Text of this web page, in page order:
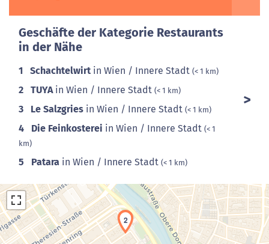
Geschäfte der Kategorie Restaurants
in der Nähe
1 Schachtelwirt in Wien / Innere Stadt (< 1 km)
2 TUYAin Wien / Innere Stadt (< 1 km)
3 Le Salzgries in Wien / Innere Stadt (< 1 km)
4 Die Feinkosterei in Wien / Innere Stadt (< 1
km)
5 Patara in Wien / Innere Stadt (< 1 km)
2